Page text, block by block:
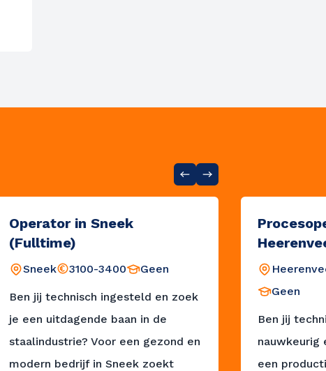
Operator in Sneek
(Fulltime)
Sneek 3100-3400 Geen
Ben jij technisch ingesteld en zoek
je een uitdagende baan in de
staalindustrie? Voor een gezond en
modern bedrijf in Sneek zoekt
Geen
Ben jij
nauwkeurig
een